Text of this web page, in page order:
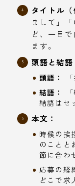
タイトル（
まして」
ど、一目
ます。
頭語と結語
頭語：
結語：
結語はセ
本文：
時候の挨
のことと
節に合わ
応募の経
どこで求